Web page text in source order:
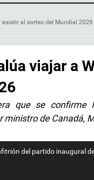
al sorteo del Mundial 2026
viajar a
que se confirme
de Canadá,
del partido inaugural